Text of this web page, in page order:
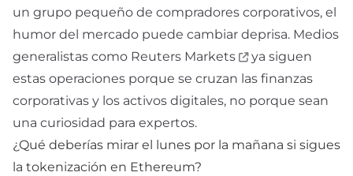
un grupo pequeño de compradores corporativos, el
humor del mercado puede cambiar deprisa. Medios
generalistas como Reuters Markets
ya siguen
estas operaciones porque se cruzan las finanzas
corporativas y los activos digitales, no porque sean
una curiosidad para expertos.
¿Qué deberías mirar el lunes por la mañana si sigues
la tokenización en Ethereum?